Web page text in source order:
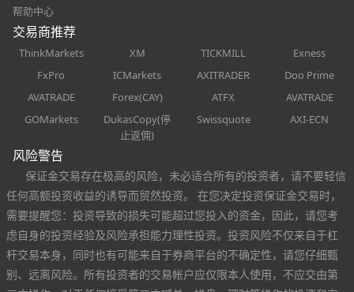
帮助中心
交易商推荐
ThinkMarkets XM TICKMILL
Exness
FxPro
ICMarkets AXITRADER
Doo Prime
AVATRADE
Forex(CAY) ATFX
AVATRADE
GOMarkets
DukasCopy(停
止返佣)
Swissquote AXI-ECN
风险警告
保证金交易存在极高的风险，未必适合所有的投资者，请不要轻信
任何高额投资收益的诱导而贸然投资。 在您决定投资保证金交易时，
需要提醒您：投资导致的损失可能超过您投入的资金，因此，请您考
虑自身的投资经验及风险承担能力理性投资。投资风险不仅来自于杠
杆交易本身，同时也有可能来自于券商平台的不确定性，请您仔细甄
别、远离风险。所有投资者的交易帐户应仅限本人使用，不应交由第